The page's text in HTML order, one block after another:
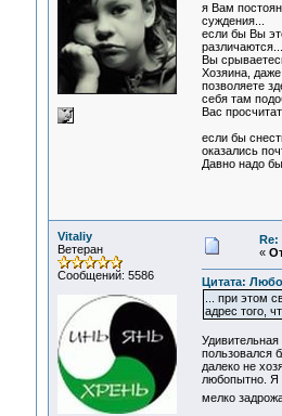
я Вам
суждения...
если бы Вы
различаются...
Вы
Хозяина,
позволяете
себя там
Вас
если бы
оказались
Давно надо
Vitaliy
Ветеран
Сообщений: 5586
Re:
«
Цитата:
... при этом
адрес того,
пользовался
далеко не
любопытно. Я
мелко